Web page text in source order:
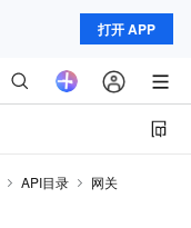
打开 APP
API目录
网关